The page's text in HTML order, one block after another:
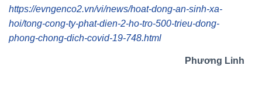
https://evngenco2.vn/vi/news/hoat-dong-an-sinh-xa-
hoi/tong-cong-ty-phat-dien-2-ho-tro-500-trieu-dong-
phong-chong-dich-covid-19-748.html
Phương Linh